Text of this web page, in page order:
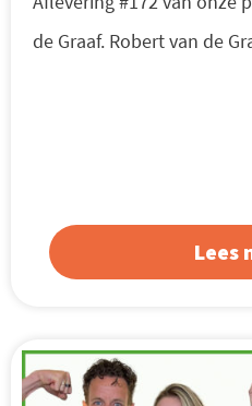
de Graaf. Robert van de
Lees